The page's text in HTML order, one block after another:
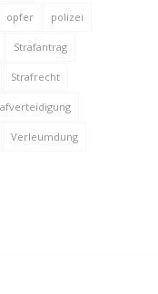
opfer polizei
Strafantrag
Strafrecht
Verleumdung